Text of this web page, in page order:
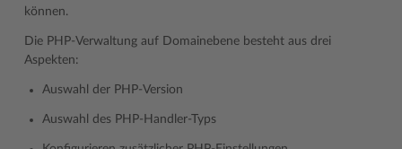
können.
Die PHP-Verwaltung auf Domainebene besteht aus drei
Aspekten:
Auswahl der PHP-Version
Auswahl des PHP-Handler-Typs